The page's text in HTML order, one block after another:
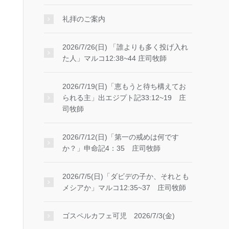
礼拝のご案内
2026/7/26(日) 「誰よりも多く投げ入れ
た人」マルコ12:38~44 庄司牧師
2026/7/19(日)「恵もうと待ち構えてお
られる主」出エジプト記33:12~19 庄
司牧師
2026/7/12(日)「第一の戒めは何です
か？」申命記4：35 庄司牧師
2026/7/5(日)「ダビデの子か、それとも
メシアか」マルコ12:35~37 庄司牧師
ゴスペルカフェ可児 2026/7/3(金)